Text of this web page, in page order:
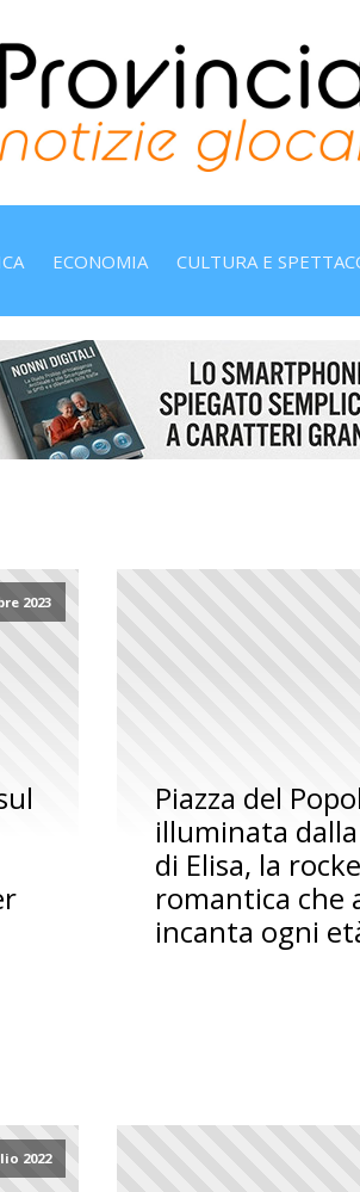
ECONOMIA CULTURA E
2023
Piazza del
illuminata
di Elisa, la
romantica che
incanta ogni
2022